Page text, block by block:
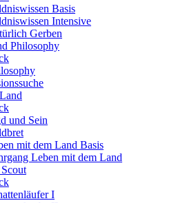
Basis
Intensive
Gerben
Philosophy
und Sein
mit dem Land Basis
Leben mit dem Land
I